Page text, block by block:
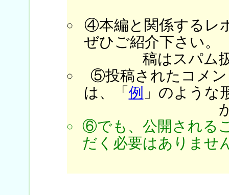
④本編と関係するレ
ぜひご紹介下さい。
稿はスパム
⑤投稿されたコメン
は、「 例 」のような
⑥でも、公開される
だく必要はありませ